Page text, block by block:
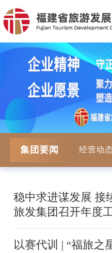
集团要闻 经营动
稳中求进谋发展
旅发集团召开年度
以赛代训 | “福旅之